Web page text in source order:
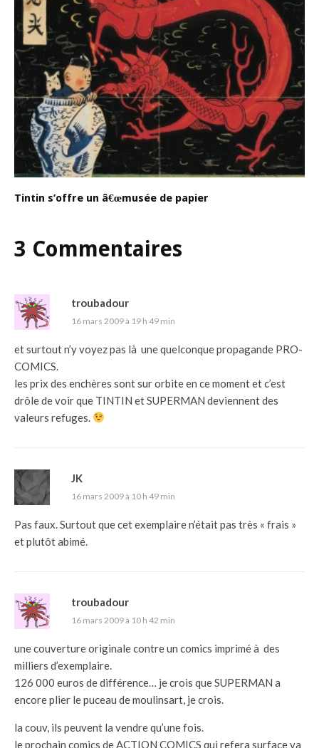
Tintin s’offre un â€œmusée de papier
3 Commentaires
troubadour
16 mars 2009 à 19 h 49 min
et surtout n’y voyez pas là une quelconque propagande PRO-
COMICS.
les prix des enchères sont sur orbite en ce moment et c’est
drôle de voir que TINTIN et SUPERMAN deviennent des
valeurs refuges.
JK
16 mars 2009 à 10 h 49 min
Pas faux. Surtout que cet exemplaire n’était pas très « frais »
et plutôt abimé.
troubadour
16 mars 2009 à 10 h 42 min
une couverture originale contre un comics imprimé à des
milliers d’exemplaire.
126 000 euros de différence… je crois que SUPERMAN a
encore plier le puceau de moulinsart, je crois.
la couv, ils peuvent la vendre qu’une fois.
le prochain comics de ACTION COMICS qui refera surface va